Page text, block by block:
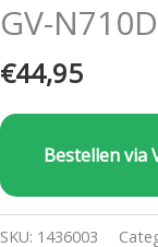
GV-
€44,95
Bestellen via
SKU: 1436003